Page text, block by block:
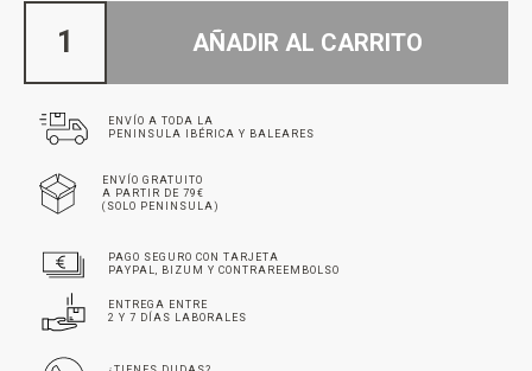
AÑADIR AL CARRITO
ENVÍO A TODA LA
PENINSULA IBÉRICA Y BALEARES
ENVÍO GRATUITO
A PARTIR DE 79€
(SOLO PENINSULA)
PAGO SEGURO CON TARJETA
PAYPAL, BIZUM Y CONTRAREEMBOLSO
ENTREGA ENTRE
2 Y 7 DÍAS LABORALES